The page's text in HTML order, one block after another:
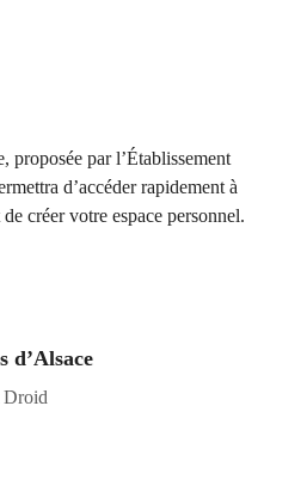
proposée par l’Établissement
d’accéder rapidement à
créer votre espace personnel.
d’Alsace
Droid